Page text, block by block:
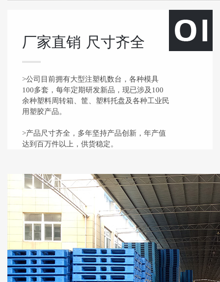
厂家直销 尺寸齐全
>公司目前拥有大型注塑机数台，各种模具
100多套，每年定期研发新品，现已涉及100
余种塑料周转箱、筐、塑料托盘及各种工业民
用塑胶产品。
>产品尺寸齐全，多年坚持产品创新，年产值
达到百万件以上，供货稳定。